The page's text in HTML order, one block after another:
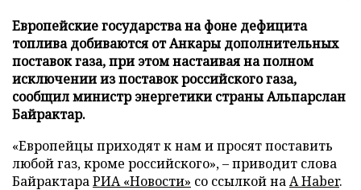
Европейские государства на фоне дефицита
топлива добиваются от Анкары дополнительных
поставок газа, при этом настаивая на полном
исключении из поставок российского газа,
сообщил министр энергетики страны Альпарслан
Байрактар.
«Европейцы приходят к нам и просят поставить
любой газ, кроме российского», – приводит слова
БайрактараРИА «Новости» со ссылкой наA Haber.